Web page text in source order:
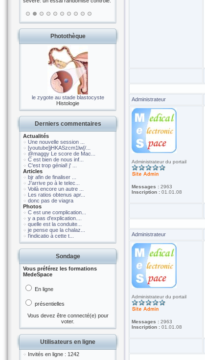
Photothèque
le zygote au stade blastocyste
Histologie
Derniers commentaires
Actualités
Une nouvelle session ...
[youtube]jHKASzcm1lw[/...
@maggy Le score de Mac...
C est bien de nous inf...
C'est trop génial! j' ...
Articles
bjr afin de finaliser ...
J'arrive po à le telec...
Voilà encore un autre ...
Les ratios obtenus apr...
donc pas de viagra
Photos
C est une complication...
y a pas d'explication....
quelle est la conduite...
je pense que la chalaz...
l'indicatio à cette t...
Sondage
Vous préférez les formations
MedeSpace
En ligne
présentielles
Vous devez être connecté(e) pour
voter.
Utilisateurs en ligne
Invités en ligne : 1242
Administrateur
Administrateur du portail
Messages : 2963
Inscription : 01.01.08
Administrateur
Administrateur du portail
Messages : 2963
Inscription : 01.01.08